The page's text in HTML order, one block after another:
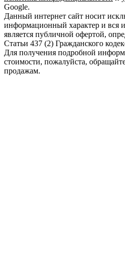
Google.
Данный интернет сайт носит
информационный характер и вся
является публичной офертой,
Статьи 437 (2) Гражданского
Для получения подробной
стоимости, пожалуйста,
продажам.